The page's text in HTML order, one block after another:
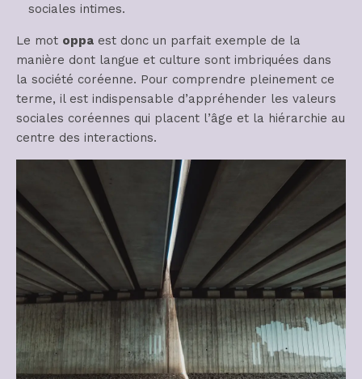
sociales intimes.
Le mot oppa est donc un parfait exemple de la
manière dont langue et culture sont imbriquées dans
la société coréenne. Pour comprendre pleinement ce
terme, il est indispensable d’appréhender les valeurs
sociales coréennes qui placent l’âge et la hiérarchie au
centre des interactions.